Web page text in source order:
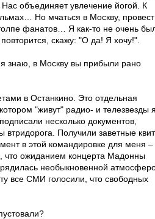
объединяет увлечение йогой. К
Но мчаться в Москву,
фанатов… Я как-то не очень
скажу: "О да! Я хочу!".
знаю, в Москву вы прибыли рано
в Останкино. Это отдельная
"живут" радио- и телезвезды я
несколько документов,
Получили заветные
в этой командировке для меня –
что ожиданием концерта Мадонны
необыкновенной
все СМИ голосили, что свободных